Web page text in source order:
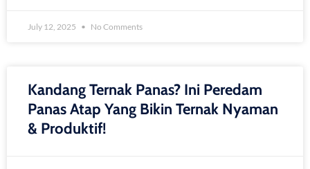
July 12, 2025 No Comments
Kandang Ternak Panas? Ini Peredam
Panas Atap Yang Bikin Ternak Nyaman
& Produktif!